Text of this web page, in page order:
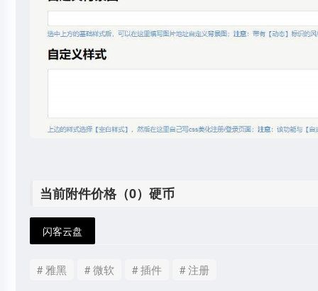
当前附件价格（0）硬币
闪客云盘
# 雅黑 # 微软 # 插件 # 注册